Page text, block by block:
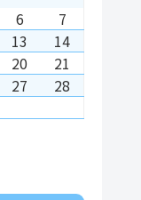
6
7
13
14
20
21
27
28